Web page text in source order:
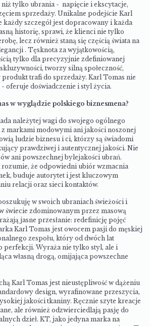
niż tylko ubrania - napięcie i ekscytacje,
sprzedaży. Unikalne podejście Karl
każdy szczegół jest dopracowany i każda
historię, sprawi, że klienci nie tylko
lecz również staną się częścią świata na
. Tęsknota za wyjątkowością,
tylko dla precyzyjnie zdefiniowanej
tworzy silną społeczność,
trafi do sprzedaży. Karl Tomas nie
oferuje doświadczenie i styl życia.
w wyglądzie polskiego biznesmena?
należytej wagi do swojego ogólnego
markami modowymi ani jakości noszonej
ludzie biznesu i ci, którzy są świadomi
prawdziwej i autentycznej jakości. Nie
ani powszechnej bylejakości ubrań.
że odpowiedni ubiór wzmacnia
buduje autorytet i jest kluczowym
relacji oraz sieci kontaktów.
w swoich ubraniach świeżości i
świecie zdominowanym przez masową
jasne przesłanie: redefinicję pojęć
Karl Tomas jest owocem pasji do męskiej
zespołu, który od dwóch lat
perfekcji. Wyraża nie tylko styl, ale i
własną drogą, omijająca powszechne
Karl Tomas jest nieustępliwość w dążeniu
design, wyrafinowane przeszycia,
jakości tkaniny. Ręcznie szyte kreacje
ale również odzwierciedlają pasję do
dzieł. KT, jako jedyna marka na